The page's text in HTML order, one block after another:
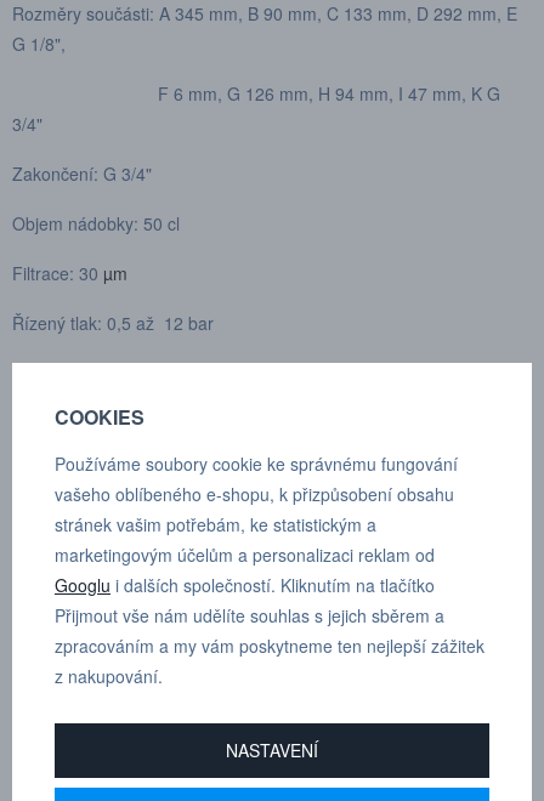
Rozměry součásti: A 345 mm, B 90 mm, C 133 mm, D 292 mm, E
G 1/8",
F 6 mm, G 126 mm, H 94 mm, I 47 mm, K G
3/4"
Zakončení: G 3/4"
Objem nádobky: 50 cl
Filtrace: 30 µm
Řízený tlak: 0,5 až 12 bar
Média: Stlačený vzduch, neutrální plyn
Max. pracovní tlak při 23°C: 17,5 bar
Max. pracovní tlak při 50°C: 12 bar
Filtrační vložka: Sintrovaný bronz
Materiál tělesa: Lakovaný hliník
Materiál nádobky: Kov s průzorem hladiny z polypropylenu
Odtok kondenzátu: Poloautomatický s možností napojení potrubí
COOKIES
Používáme soubory cookie ke správnému fungování
vašeho oblíbeného e-shopu, k přizpůsobení obsahu
stránek vašim potřebám, ke statistickým a
marketingovým účelům a personalizaci reklam od
Googlu i dalších společností. Kliknutím na tlačítko
Přijmout vše nám udělíte souhlas s jejich sběrem a
zpracováním a my vám poskytneme ten nejlepší zážitek
z nakupování.
NASTAVENÍ